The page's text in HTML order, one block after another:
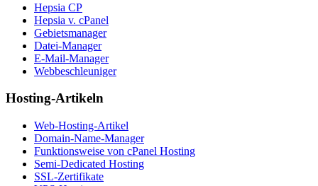
Hepsia CP
Hepsia v. cPanel
Gebietsmanager
Datei-Manager
E-Mail-Manager
Webbeschleuniger
Hosting-Artikeln
Web-Hosting-Artikel
Domain-Name-Manager
Funktionsweise von cPanel Hosting
Semi-Dedicated Hosting
SSL-Zertifikate